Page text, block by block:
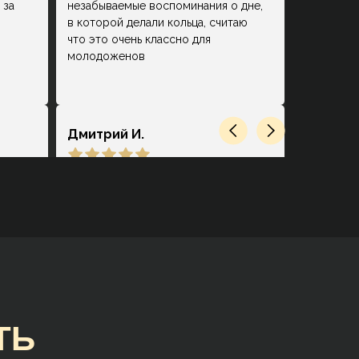
незабываемые воспоминания о дне,
в которой делали кольца, считаю
что это очень классно для
молодоженов
Дмитрий И.